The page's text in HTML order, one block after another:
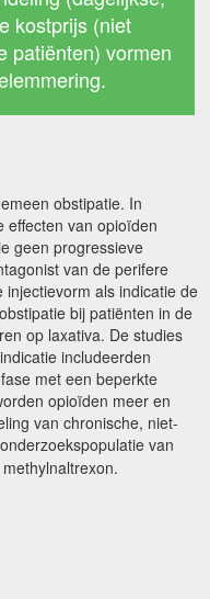
kostprijs (niet
patiënten) vormen
obstipatie. In
effecten van opioïden
geen progressieve
van de perifere
als indicatie de
bij patiënten in de
op laxativa. De studies
includeerden
met een beperkte
opioïden meer en
van chronische, niet-
van